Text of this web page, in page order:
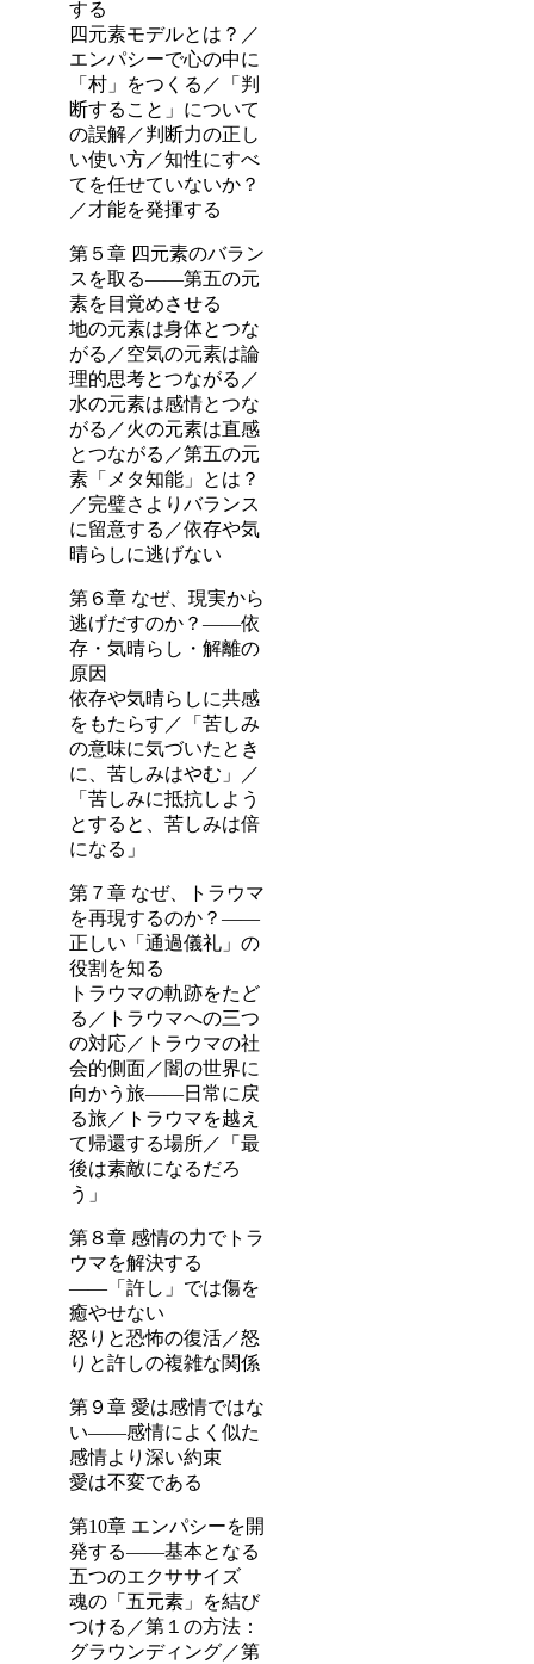
する
四元素モデルとは？／
エンパシーで心の中に
「村」をつくる／「判
断すること」について
の誤解／判断力の正し
い使い方／知性にすべ
てを任せていないか？
／才能を発揮する
第５章 四元素のバラン
スを取る――第五の元
素を目覚めさせる
地の元素は身体とつな
がる／空気の元素は論
理的思考とつながる／
水の元素は感情とつな
がる／火の元素は直感
とつながる／第五の元
素「メタ知能」とは？
／完璧さよりバランス
に留意する／依存や気
晴らしに逃げない
第６章 なぜ、現実から
逃げだすのか？――依
存・気晴らし・解離の
原因
依存や気晴らしに共感
をもたらす／「苦しみ
の意味に気づいたとき
に、苦しみはやむ」／
「苦しみに抵抗しよう
とすると、苦しみは倍
になる」
第７章 なぜ、トラウマ
を再現するのか？――
正しい「通過儀礼」の
役割を知る
トラウマの軌跡をたど
る／トラウマへの三つ
の対応／トラウマの社
会的側面／闇の世界に
向かう旅――日常に戻
る旅／トラウマを越え
て帰還する場所／「最
後は素敵になるだろ
う」
第８章 感情の力でトラ
ウマを解決する
――「許し」では傷を
癒やせない
怒りと恐怖の復活／怒
りと許しの複雑な関係
第９章 愛は感情ではな
い――感情によく似た
感情より深い約束
愛は不変である
第10章 エンパシーを開
発する――基本となる
五つのエクササイズ
魂の「五元素」を結び
つける／第１の方法：
グラウンディング／第